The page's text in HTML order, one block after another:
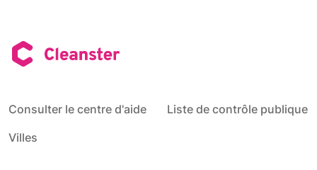
Consulter le centre d'aide
Liste de contrôle publique
Villes